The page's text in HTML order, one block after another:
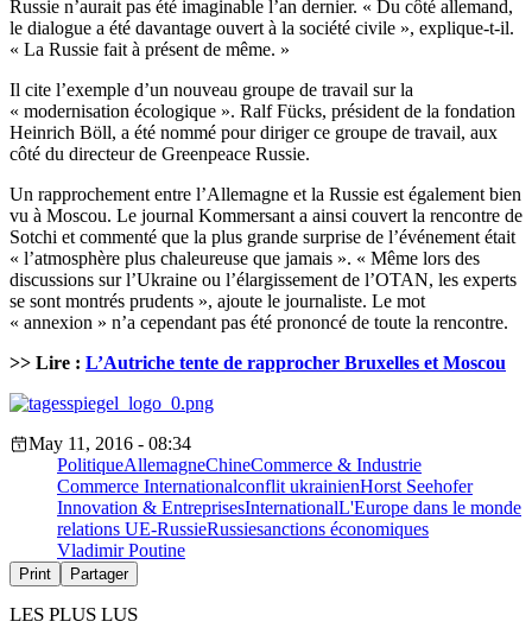
Russie n’aurait pas été imaginable l’an dernier. « Du côté allemand,
le dialogue a été davantage ouvert à la société civile », explique-t-il.
« La Russie fait à présent de même. »
Il cite l’exemple d’un nouveau groupe de travail sur la
« modernisation écologique ». Ralf Fücks, président de la fondation
Heinrich Böll, a été nommé pour diriger ce groupe de travail, aux
côté du directeur de Greenpeace Russie.
Un rapprochement entre l’Allemagne et la Russie est également bien
vu à Moscou. Le journal Kommersant a ainsi couvert la rencontre de
Sotchi et commenté que la plus grande surprise de l’événement était
« l’atmosphère plus chaleureuse que jamais ». « Même lors des
discussions sur l’Ukraine ou l’élargissement de l’OTAN, les experts
se sont montrés prudents », ajoute le journaliste. Le mot
« annexion » n’a cependant pas été prononcé de toute la rencontre.
>> Lire : L’Autriche tente de rapprocher Bruxelles et Moscou
May 11, 2016 - 08:34
PolitiqueAllemagneChineCommerce & Industrie
Commerce Internationalconflit ukrainienHorst Seehofer
Innovation & EntreprisesInternationalL'Europe dans le monde
relations UE-RussieRussiesanctions économiques
Vladimir Poutine
Print Partager
LES PLUS LUS